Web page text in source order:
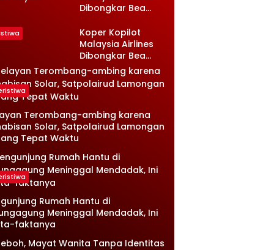
Dibongkar Bea
Petugas Terkejut
Koper Kopilot
Malaysia Airlines
Dibongkar Bea
Cukai, Isinya Bikin
Petugas Terkejut
Terombang-ambing karena
Solar, Satpolairud Lamongan
Tepat Waktu
Rumah Hantu di
Meninggal Mendadak, Ini
faktanya